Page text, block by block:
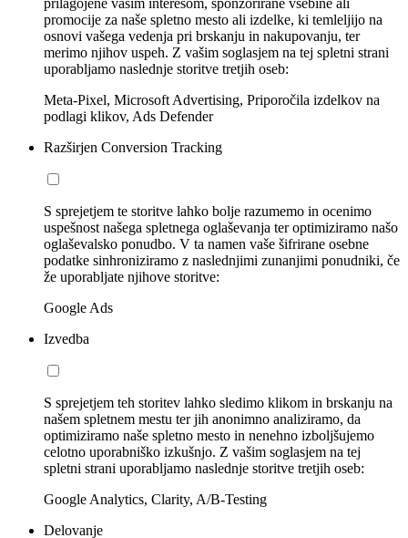
promocije za naše spletno mesto ali izdelke, ki temleljijo na
osnovi vašega vedenja pri brskanju in nakupovanju, ter
merimo njihov uspeh. Z vašim soglasjem na tej spletni strani
uporabljamo naslednje storitve tretjih oseb:
Meta-Pixel, Microsoft Advertising, Priporočila izdelkov na
podlagi klikov, Ads Defender
Razširjen Conversion Tracking
S sprejetjem te storitve lahko bolje razumemo in ocenimo
uspešnost našega spletnega oglaševanja ter optimiziramo našo
oglaševalsko ponudbo. V ta namen vaše šifrirane osebne
podatke sinhroniziramo z naslednjimi zunanjimi ponudniki, če
že uporabljate njihove storitve:
Google Ads
Izvedba
S sprejetjem teh storitev lahko sledimo klikom in brskanju na
našem spletnem mestu ter jih anonimno analiziramo, da
optimiziramo naše spletno mesto in nenehno izboljšujemo
celotno uporabniško izkušnjo. Z vašim soglasjem na tej
spletni strani uporabljamo naslednje storitve tretjih oseb:
Google Analytics, Clarity, A/B-Testing
Delovanje